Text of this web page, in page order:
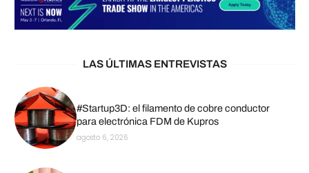
LAS ÚLTIMAS ENTREVISTAS
#Startup3D: el filamento de cobre conductor
para electrónica FDM de Kupros
agosto 6, 2026